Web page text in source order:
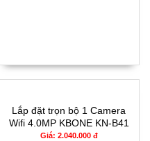
Lắp đặt trọn bộ 1 Camera
Wifi 4.0MP KBONE KN-B41
Giá: 2.040.000 đ